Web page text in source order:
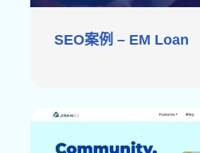
SEO案例 – EM Loan